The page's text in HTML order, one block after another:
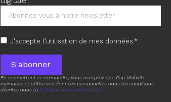
J'accepte l'utilisation de mes données.*
S'abonner
En soumettant ce formulaire, vous acceptez que Cap Visibilité
mémorise et utilise vos données personnelles dans les conditions
décrites dans laPolitique de confidentialité